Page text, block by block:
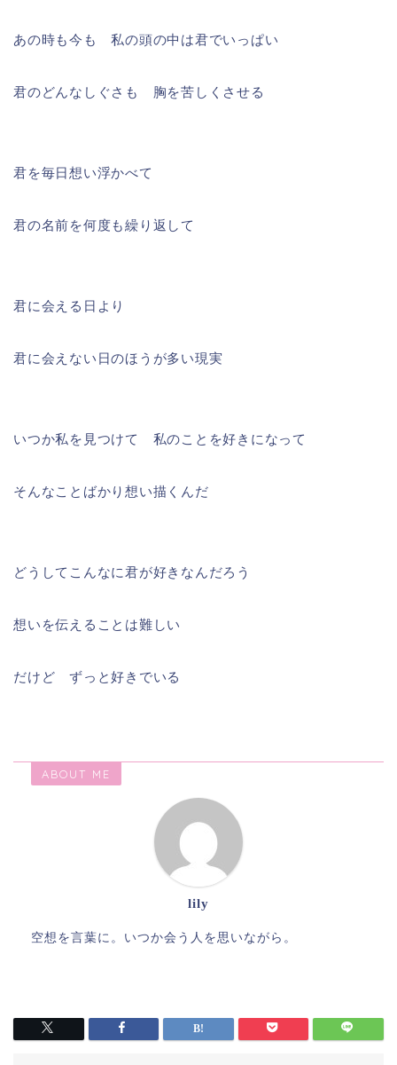
あの時も今も 私の頭の中は君でいっぱい
君のどんなしぐさも 胸を苦しくさせる
君を毎日想い浮かべて
君の名前を何度も繰り返して
君に会える日より
君に会えない日のほうが多い現実
いつか私を見つけて 私のことを好きになって
そんなことばかり想い描くんだ
どうしてこんなに君が好きなんだろう
想いを伝えることは難しい
だけど ずっと好きでいる
ABOUT ME
lily
空想を言葉に。いつか会う人を思いながら。